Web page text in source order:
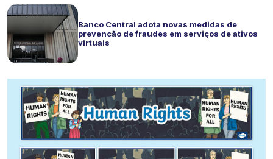
Banco Central adota novas medidas de
prevenção de fraudes em serviços de ativos
virtuais